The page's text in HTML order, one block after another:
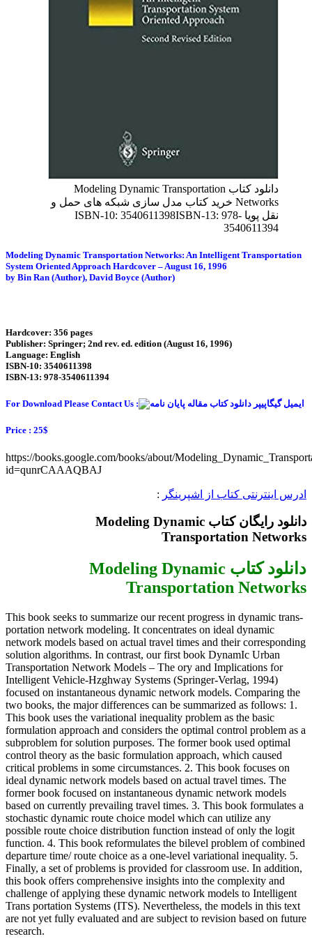
دانلود کتاب Modeling Dynamic Transportation
Networks خرید کتاب مدل سازی شبکه های حمل و
نقل پویا ISBN-10: 3540611398ISBN-13: 978-
3540611394
Modeling Dynamic Transportation Networks: An Intelligent Transportation
System Oriented Approach Hardcover – August 16, 1996
by Bin Ran (Author), David Boyce (Author)
Hardcover: 356 pages
Publisher: Springer; 2nd rev. ed. edition (August 16, 1996)
Language: English
ISBN-10: 3540611398
ISBN-13: 978-3540611394
For Download Please Contact Us :
Price : 25$
https://books.google.com/books/about/
id=qunrCAAAQBAJ
ادرس اینترنتی کتاب از اشپرینگر :
دانلود رایگان کتاب Modeling Dynamic
Transportation Networks
دانلود کتاب Modeling Dynamic
Transportation Networks
This book seeks to summarize our recent progress in dynamic trans­
portation network modeling. It concentrates on ideal dynamic
network models based on actual travel times and their corresponding
solution algorithms. In contrast, our first book DynamIc Urban
Transportation Network Models – The­ ory and Implications for
Intelligent Vehicle-Hzghway Systems (Springer-Verlag, 1994)
focused on instantaneous dynamic network models. Comparing the
two books, the major differences can be summarized as follows: 1.
This book uses the variational inequality problem as the basic
formulation approach and considers the optimal control problem as a
subproblem for solution purposes. The former book used optimal
control theory as the basic formulation approach, which caused
critical problems in some circumstances. 2. This book focuses on
ideal dynamic network models based on actual travel times. The
former book focused on instantaneous dynamic network models
based on currently prevailing travel times. 3. This book formulates a
stochastic dynamic route choice model which can utilize any
possible route choice distribution function instead of only the logit
function. 4. This book reformulates the bilevel problem of combined
departure time/ route choice as a one-level variational inequality. 5.
Finally, a set of problems is provided for classroom use. In addition,
this book offers comprehensive insights into the complexity and
challenge of applying these dynamic network models to Intelligent
Trans­ portation Systems (ITS). Nevertheless, the models in this text
are not yet fully evaluated and are subject to revision based on future
research.